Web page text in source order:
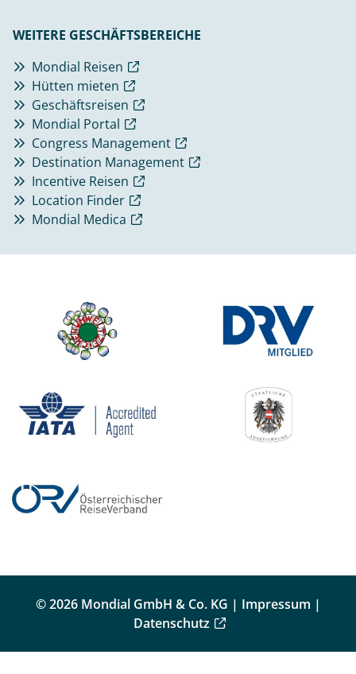
WEITERE GESCHÄFTSBEREICHE
Mondial Reisen
Hütten mieten
Geschäftsreisen
Mondial Portal
Congress Management
Destination Management
Incentive Reisen
Location Finder
Mondial Medica
© 2026 Mondial GmbH & Co. KG | Impressum |
Datenschutz